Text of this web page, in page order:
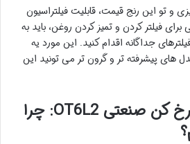
و تو این رنج قیمت، قابلیت فیلتراسیون
فیلتر کردن و تمیز کردن روغن، باید به
جداگانه اقدام کنید. این مورد یه
های پیشرفته تر و گرون تر می تونید این
مزایای برجسته سرخ کن صنعتی OT6L2: چرا